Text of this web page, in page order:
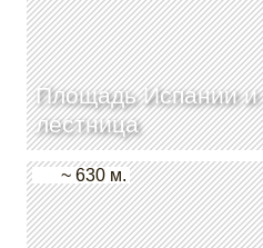
Площадь Испании и
лестница
~ 630 м.